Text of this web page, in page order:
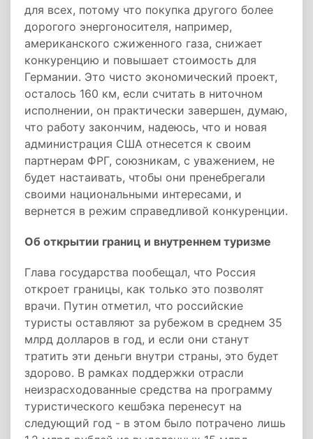
для всех, потому что покупка другого более
дорогого энергоносителя, например,
американского сжиженного газа, снижает
конкуренцию и повышает стоимость для
Германии. Это чисто экономический проект,
осталось 160 км, если считать в ниточном
исполнении, он практически завершен, думаю,
что работу закончим, надеюсь, что и новая
администрация США отнесется к своим
партнерам ФРГ, союзникам, с уважением, не
будет настаивать, чтобы они пренебрегали
своими национальными интересами, и
вернется в режим справедливой конкуренции.
Об открытии границ и внутреннем туризме
Глава государства пообещал, что Россия
откроет границы, как только это позволят
врачи. Путин отметил, что российские
туристы оставляют за рубежом в среднем 35
млрд долларов в год, и если они станут
тратить эти деньги внутри страны, это будет
здорово. В рамках поддержки отрасли
неизрасходованные средства на программу
туристического кешбэка перенесут на
следующий год - в этом было потрачено лишь